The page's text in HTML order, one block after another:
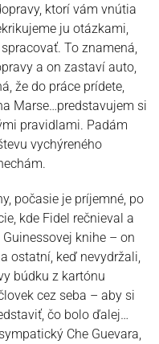
ktorí vám vnútia
ju otázkami,
To znamená,
a on zastaví auto,
že do práce prídete,
Marse…predstavujem si
pravidlami. Padám
vychýreného
počasie je príjemné, po
kde Fidel rečnieval a
knihe – on
ostatní, keď nevydržali,
búdku z kartónu
cez seba – aby si
čo bolo ďalej…
Che Guevara,